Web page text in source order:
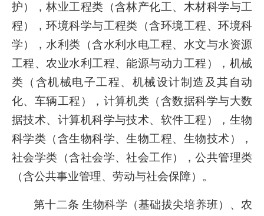
护），林业工程类（含林产化工、木材科学与工
程），环境科学与工程类（含环境工程、环境科
学），水利类（含水利水电工程、水文与水资源
工程、农业水利工程、能源与动力工程），机械
类（含机械电子工程、机械设计制造及其自动
化、车辆工程），计算机类（含数据科学与大数
据技术、计算机科学与技术、软件工程），生物
科学类（含生物科学、生物工程、生物技术），
社会学类（含社会学、社会工作），公共管理类
（含公共事业管理、劳动与社会保障）。
第十二条 生物科学（基础拔尖培养班）、农